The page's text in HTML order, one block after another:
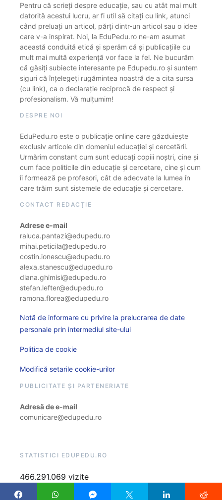
Pentru că scrieți despre educație, sau cu atât mai mult
datorită acestui lucru, ar fi util să citați cu link, atunci
când preluați un articol, părți dintr-un articol sau o idee
care v-a inspirat. Noi, la EduPedu.ro ne-am asumat
această conduită etică și sperăm că și publicațiile cu
mult mai multă experiență vor face la fel. Ne bucurăm
că găsiți subiecte interesante pe Edupedu.ro și suntem
siguri că înțelegeți rugămintea noastră de a cita sursa
(cu link), ca o declarație reciprocă de respect și
profesionalism. Vă mulțumim!
DESPRE NOI
EduPedu.ro este o publicație online care găzduiește
exclusiv articole din domeniul educației și cercetării.
Urmărim constant cum sunt educați copiii noștri, cine și
cum face politicile din educație și cercetare, cine și cum
îi formează pe profesori, cât de adecvate la lumea în
care trăim sunt sistemele de educație și cercetare.
CONTACT REDACȚIE
Adrese e-mail
raluca.pantazi@edupedu.ro
mihai.peticila@edupedu.ro
costin.ionescu@edupedu.ro
alexa.stanescu@edupedu.ro
diana.ghimisi@edupedu.ro
stefan.lefter@edupedu.ro
ramona.florea@edupedu.ro
Notă de informare cu privire la prelucrarea de date
personale prin intermediul site-ului
Politica de cookie
Modifică setarile cookie-urilor
PUBLICITATE ȘI PARTENERIATE
Adresă de e-mail
comunicare@edupedu.ro
STATISTICI EDUPEDU.RO
466.291.069 vizite